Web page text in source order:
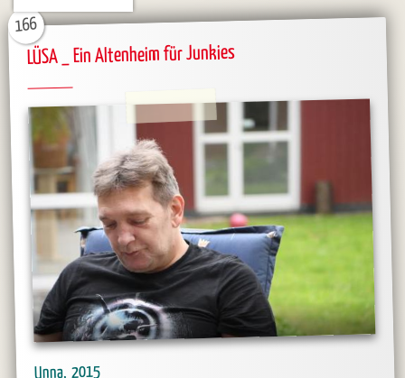
LÜSA _ Ein Altenheim für Junkies
166
Unna 2015